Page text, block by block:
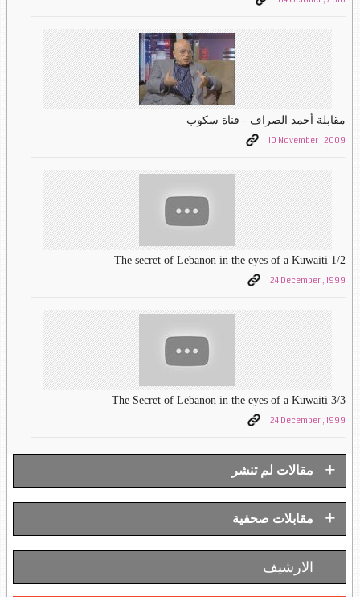
مقابلة أحمد الصراف - قناة سكوب
10 November , 2009
The secret of Lebanon in the eyes of a Kuwaiti 1/2
24 December , 1999
The Secret of Lebanon in the eyes of a Kuwaiti 3/3
24 December , 1999
مقالات لم تنشر +
مقابلات صحفية +
الارشيف